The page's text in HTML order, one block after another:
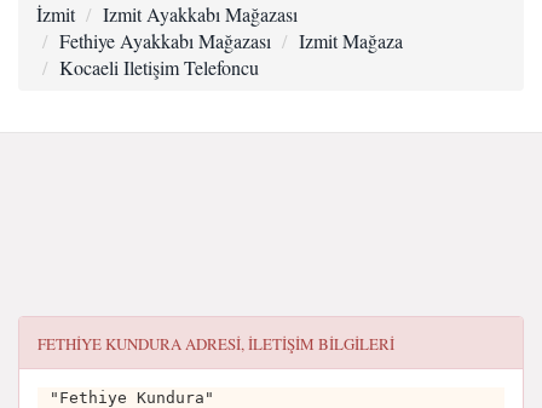
İzmit
Izmit Ayakkabı Mağazası
Fethiye Ayakkabı Mağazası
Izmit Mağaza
Kocaeli Iletişim Telefoncu
FETHIYE KUNDURAADRESI, ILETIŞIM BILGILERI
"Fethiye Kundura"